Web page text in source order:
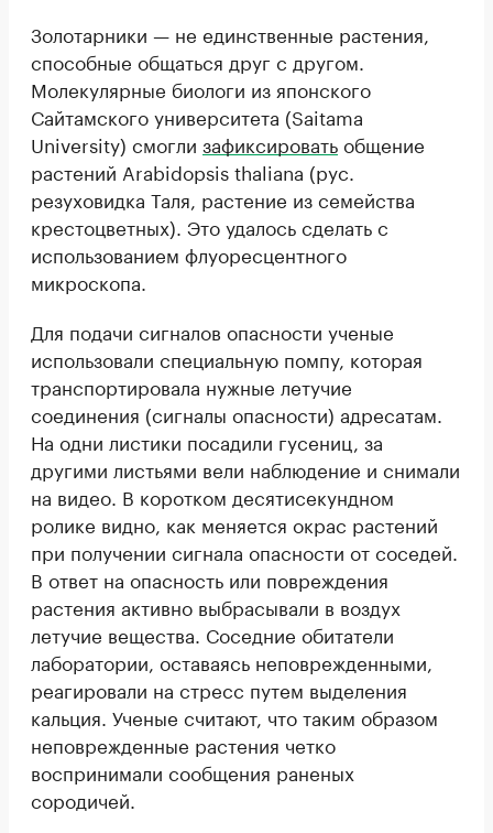
Золотарники — не единственные растения,
способные общаться друг с другом.
Молекулярные биологи из японского
Сайтамского университета (Saitama
University) смогли зафиксироватьобщение
растений Arabidopsis thaliana (рус.
резуховидка Таля, растение из семейства
крестоцветных). Это удалось сделать с
использованием флуоресцентного
микроскопа.
Для подачи сигналов опасности ученые
использовали специальную помпу, которая
транспортировала нужные летучие
соединения (сигналы опасности) адресатам.
На одни листики посадили гусениц, за
другими листьями вели наблюдение и снимали
на видео. В коротком десятисекундном
ролике видно, как меняется окрас растений
при получении сигнала опасности от соседей.
В ответ на опасность или повреждения
растения активно выбрасывали в воздух
летучие вещества. Соседние обитатели
лаборатории, оставаясь неповрежденными,
реагировали на стресс путем выделения
кальция. Ученые считают, что таким образом
неповрежденные растения четко
воспринимали сообщения раненых
сородичей.